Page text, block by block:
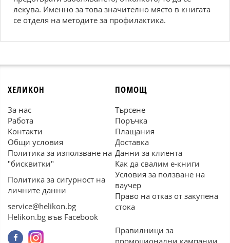
лекува. Именно за това значително място в книгата
се отделя на методите за профилактика.
ХЕЛИКОН
За нас
Работа
Контакти
Общи условия
Политика за използване на
"бисквитки"
Политика за сигурност на
личните данни
service@helikon.bg
Helikon.bg във Facebook
ПОМОЩ
Търсене
Поръчка
Плащания
Доставка
Данни за клиента
Как да свалим е-книги
Условия за ползване на
ваучер
Право на отказ от закупена
стока
Правилници за
промоционални кампании